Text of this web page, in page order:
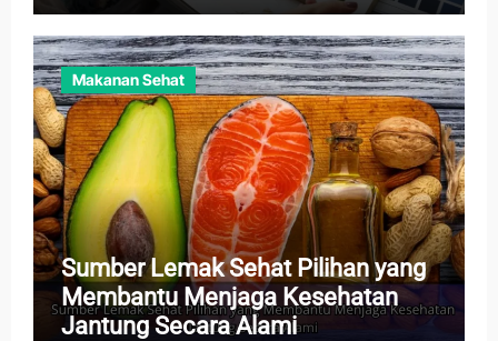
Makanan Sehat
Sumber Lemak Sehat Pilihan yang
Membantu Menjaga Kesehatan
Jantung Secara Alami